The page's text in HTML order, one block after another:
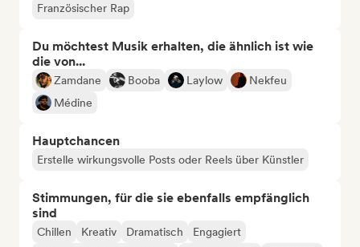
Französischer Rap
Du möchtest Musik erhalten, die ähnlich ist wie
die von...
Zamdane Booba Laylow
Nekfeu
Médine
Hauptchancen
Erstelle wirkungsvolle Posts oder Reels über Künstler
Stimmungen, für die sie ebenfalls empfänglich
sind
Chillen Kreativ Dramatisch
Engagiert